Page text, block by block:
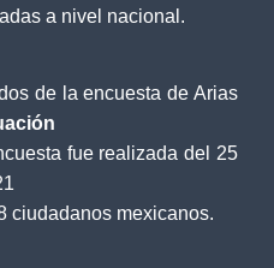
a nivel nacional.
de la encuesta de Arias
fue realizada del 25
ciudadanos mexicanos.